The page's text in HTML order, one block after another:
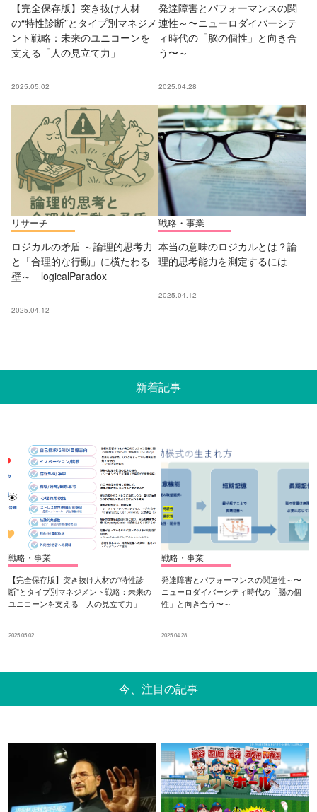
【完全保存版】突き抜け人材
の“特性診断”とタイプ別マネジメ
ント戦略：未来のユニコーンを
支える「人の見立て力」
2025.05.02
発達障害とパフォーマンスの関
連性～〜ニューロダイバーシテ
ィ時代の「脳の個性」と向き合
う〜～
2025.04.28
リサーチ
ロジカルの矛盾 ～論理的思考力
と「合理的な行動」に横たわる
壁～ logicalParadox
2025.04.12
戦略・事業
本当の意味のロジカルとは？論
理的思考能力を測定するには
2025.04.12
新着記事
戦略・事業
【完全保存版】突き抜け人材の“特性診
断”とタイプ別マネジメント戦略：未来の
ユニコーンを支える「人の見立て力」
2025.05.02
戦略・事業
発達障害とパフォーマンスの関連性～〜
ニューロダイバーシティ時代の「脳の個
性」と向き合う〜～
2025.04.28
今、注目の記事